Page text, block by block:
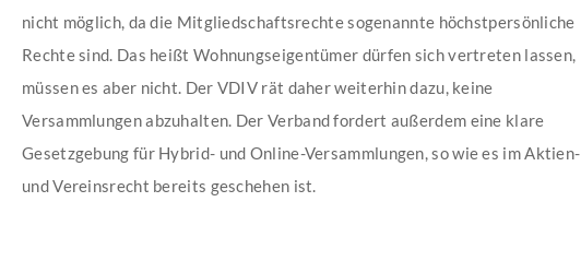
nicht möglich, da die Mitgliedschaftsrechte sogenannte höchstpersönliche
Rechte sind. Das heißt Wohnungseigentümer dürfen sich vertreten lassen,
müssen es aber nicht. Der VDIV rät daher weiterhin dazu, keine
Versammlungen abzuhalten. Der Verband fordert außerdem eine klare
Gesetzgebung für Hybrid- und Online-Versammlungen, so wie es im Aktien-
und Vereinsrecht bereits geschehen ist.